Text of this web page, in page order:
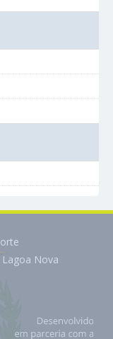
Nova